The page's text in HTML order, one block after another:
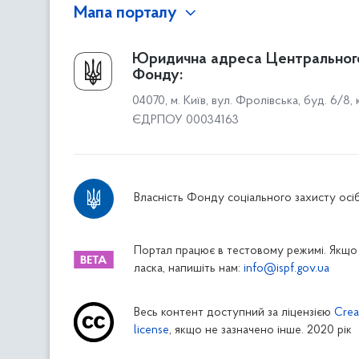
Мапа порталу
Про Фонд
Керівництво
Структура Фонду
Територіальні відділення
Дніпропетровське відділення
Житомирське відділення
Закарпатське відділення
Запорізьке відділення
Івано-Франківське відділення
Юридична адреса
Фонду:
04070, м. Київ, вул. Фролівська, буд. 6/8,
ЄДРПОУ 00034163
Власність Фонду соціального захисту осіб
Портал працює в тестовому режимі. Якщо
ласка, напишіть нам: info@ispf.gov.ua
Весь контент доступний за ліцензією
license, якщо не зазначено інше. 2020 рік